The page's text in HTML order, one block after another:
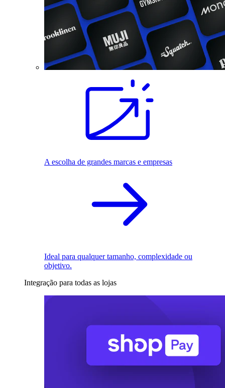
A escolha de grandes marcas e empresas
Ideal para qualquer tamanho, complexidade ou
objetivo.
Integração para todas as lojas